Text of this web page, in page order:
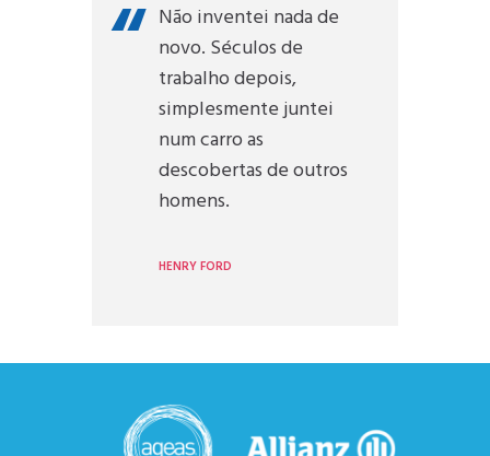
Não inventei nada de
novo. Séculos de
trabalho depois,
simplesmente juntei
num carro as
descobertas de outros
homens.
HENRY FORD